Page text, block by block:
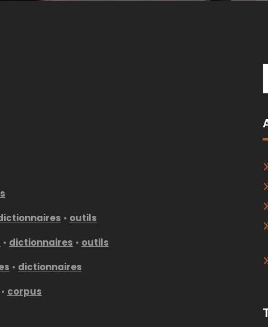
• outils
• dictionnaires • outils
• dictionnaires
• corpus